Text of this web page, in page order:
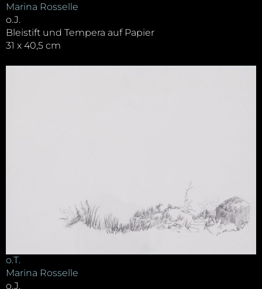
Marina Rosselle
o.J.
Bleistift und Tempera auf Papier
31 x 40,5 cm
o.T.
Marina Rosselle
o.J.